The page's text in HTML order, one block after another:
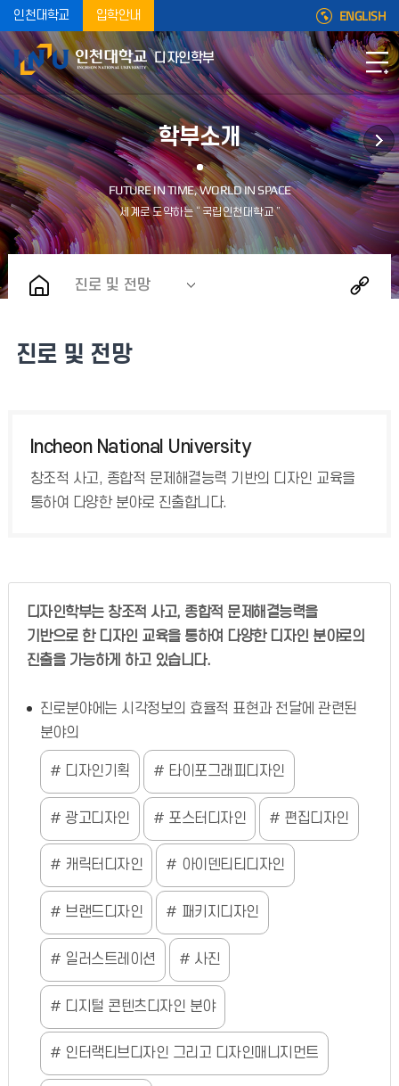
인천대학교 입학안내 ENGLISH
디자인학부
학부소개
진로 및 전망
진로 및 전망
Incheon National University
창조적 사고, 종합적 문제해결능력 기반의 디자인 교육을
통하여 다양한 분야로 진출합니다.
디자인학부는 창조적 사고, 종합적 문제해결능력을
기반으로 한 디자인 교육을 통하여 다양한 디자인 분야로의
진출을 가능하게 하고 있습니다.
진로분야에는 시각정보의 효율적 표현과 전달에 관련된
분야의
디자인기획 타이포그래피디자인
광고디자인 포스터디자인 편집디자인
캐릭터디자인 아이덴티티디자인
브랜드디자인 패키지디자인
일러스트레이션 사진
디지털 콘텐츠디자인 분야
인터랙티브디자인 그리고 디자인매니지먼트